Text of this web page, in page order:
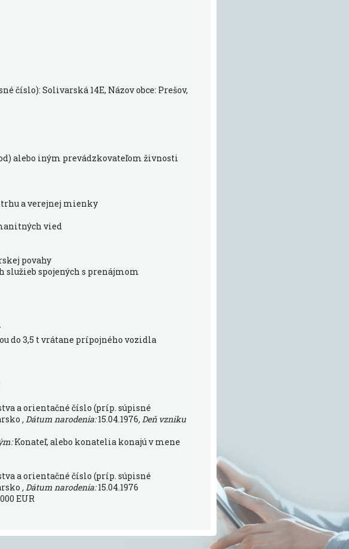
číslo): Solivarská 14E, Názov obce: Prešov,
alebo iným prevádzkovateľom živnosti
a verejnej mienky
vied
povahy
služieb spojených s prenájmom
do 3,5 t vrátane prípojného vozidla
a orientačné číslo (príp. súpisné
, Dátum narodenia:15.04.1976, Deň vzniku
Konateľ, alebo konatelia konajú v mene
a orientačné číslo (príp. súpisné
, Dátum narodenia:15.04.1976
EUR